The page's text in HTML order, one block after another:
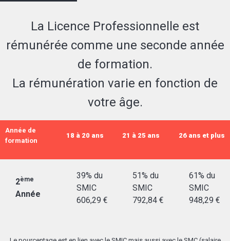
La Licence Professionnelle est
rémunérée comme une seconde année
de formation.
La rémunération varie en fonction de
votre âge.
Année de
formation
18 à 20 ans 21 à 25 ans 26 ans et plus
2ème
Année
39% du
SMIC
606,29 €
51% du
SMIC
792,84 €
61% du
SMIC
948,29 €